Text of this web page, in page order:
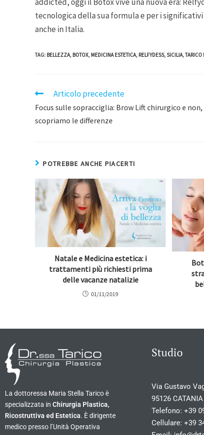
tecnologica della sua formula e per i
anche in Italia.
TAG: BELLEZZA, BOTOX, MEDICINA ESTETICA, RELFYDESS, SICILIA, TARICO
Articolo precedente
Focus sulle sopracciglia: Brow Lift chirurgico e non,
scopriamo le differenze
POTREBBE ANCHE PIACERTI
Natale e Medicina estetica: i
trattamenti più richiesti prima
delle vacanze natalizie
01/11/2019
La dottoressa Maria Stella Tarico è
specializzata in Chirurgia Plastica,
Ricostruttiva ed Estetica. È dirigente
medico presso l’Unità Operativa
Studio
Via Gustavo
95126 CATANIA
Telefono:+39
Cellulare:+39